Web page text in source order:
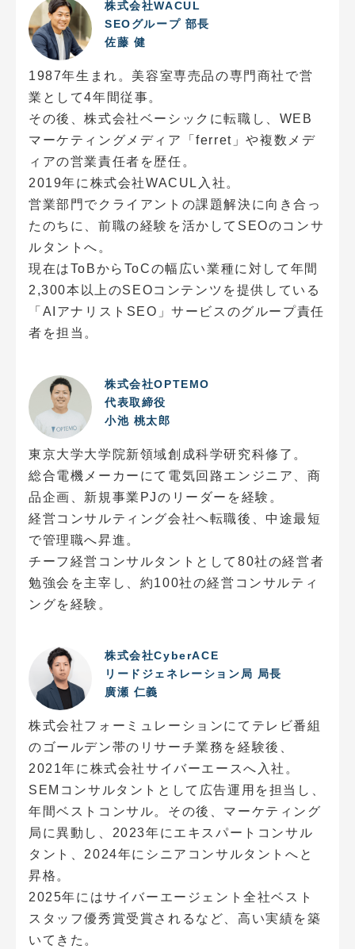
株式会社WACUL
SEOグループ 部長
佐藤 健
1987年生まれ。美容室専売品の専門商社で営
業として4年間従事。
その後、株式会社ベーシックに転職し、WEB
マーケティングメディア「ferret」や複数メデ
ィアの営業責任者を歴任。
2019年に株式会社WACUL入社。
営業部門でクライアントの課題解決に向き合っ
たのちに、前職の経験を活かしてSEOのコンサ
ルタントへ。
現在はToBからToCの幅広い業種に対して年間
2,300本以上のSEOコンテンツを提供している
「AIアナリストSEO」サービスのグループ責任
者を担当。​
株式会社OPTEMO
代表取締役
小池 桃太郎
東京大学大学院新領域創成科学研究科修了。
総合電機メーカーにて電気回路エンジニア、商
品企画、新規事業PJのリーダーを経験。
経営コンサルティング会社へ転職後、中途最短
で管理職へ昇進。
チーフ経営コンサルタントとして80社の経営者
勉強会を主宰し、約100社の経営コンサルティ
ングを経験。
株式会社CyberACE
リードジェネレーション局 局長
廣瀬 仁義
株式会社フォーミュレーションにてテレビ番組
のゴールデン帯のリサーチ業務を経験後、
2021年に株式会社サイバーエースへ入社。
SEMコンサルタントとして広告運用を担当し、
年間ベストコンサル。その後、マーケティング
局に異動し、2023年にエキスパートコンサル
タント、2024年にシニアコンサルタントへと
昇格。
2025年にはサイバーエージェント全社ベスト
スタッフ優秀賞受賞されるなど、高い実績を築
いてきた。